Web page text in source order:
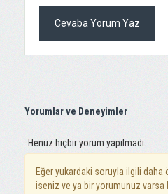
Cevaba Yorum Yaz
Yorumlar ve Deneyimler
Henüz hiçbir yorum yapılmadı.
Eğer yukardaki soruyla ilgili daha
iseniz ve ya bir yorumunuz varsa